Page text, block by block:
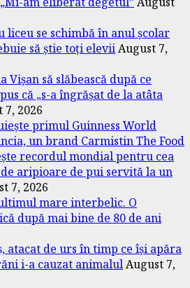
liceu se schimbă în anul școlar
să știe toți eleviiAugust 7,
Vișan să slăbească după ce
că „s-a îngrășat de la atâta
7, 2026
primul Guinness World
un brand Carmistin The Food
recordul mondial pentru cea
aripioare de pui servită la un
7, 2026
mare interbelic. O
după mai bine de 80 de ani
atacat de urs în timp ce își apăra
i-a cauzat animalulAugust 7,